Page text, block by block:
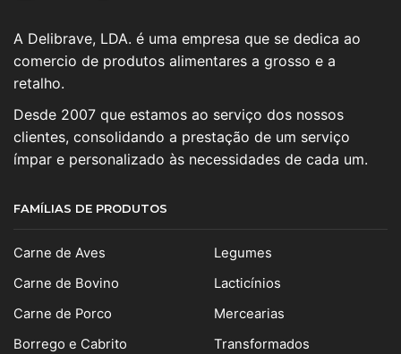
A Delibrave, LDA. é uma empresa que se dedica ao
comercio de produtos alimentares a grosso e a
retalho.
Desde 2007 que estamos ao serviço dos nossos
clientes, consolidando a prestação de um serviço
ímpar e personalizado às necessidades de cada um.
FAMÍLIAS DE PRODUTOS
Carne de Aves
Carne de Bovino
Carne de Porco
Borrego e Cabrito
Legumes
Lacticínios
Mercearias
Transformados